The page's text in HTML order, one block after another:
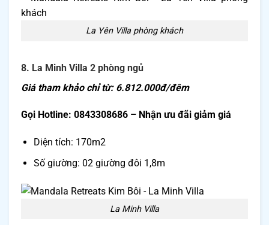
La Yên Villa phòng khách
8. La Minh Villa 2 phòng ngủ
Giá tham khảo chỉ từ: 6.812.000đ/đêm
Gọi Hotline: 0843308686 – Nhận ưu đãi giảm giá
Diện tích: 170m2
Số giường: 02 giường đôi 1,8m
La Minh Villa